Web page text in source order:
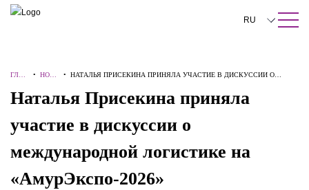
ПОИСК ПО САЙТУ Закрыть
RU
中文
ГЛАВ
•НОВ
• НАТАЛЬЯ ПРИСЕКИНА ПРИНЯЛА УЧАСТИЕ В ДИСКУССИИ О
Наталья Присекина приняла
участие в дискуссии о
международной логистике на
«АмурЭкспо-2026»